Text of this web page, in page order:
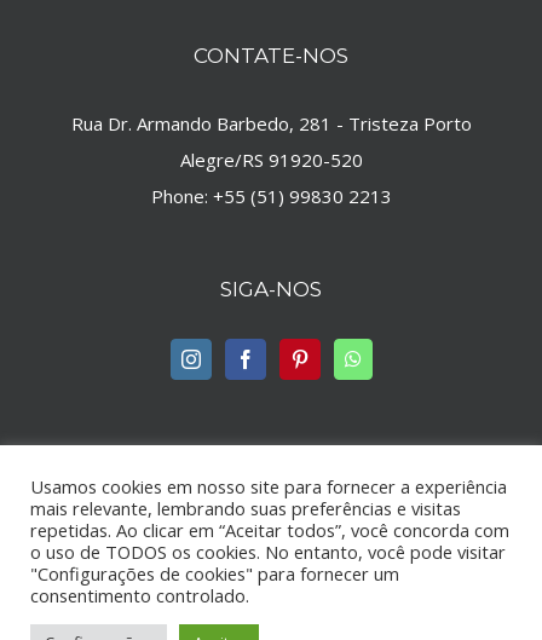
CONTATE-NOS
Rua Dr. Armando Barbedo, 281 - Tristeza Porto
Alegre/RS 91920-520
Phone: +55 (51) 99830 2213
SIGA-NOS
© Copyright -2026 | byMaison Jump| Todos os direitos
reservados | Webdesign by Marketing MaisonJump
Instagram
Usamos cookies em nosso site para fornecer a experiência
mais relevante, lembrando suas preferências e visitas
repetidas. Ao clicar em “Aceitar todos”, você concorda com
o uso de TODOS os cookies. No entanto, você pode visitar
"Configurações de cookies" para fornecer um
consentimento controlado.